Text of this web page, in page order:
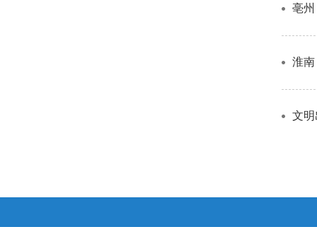
亳
淮
文